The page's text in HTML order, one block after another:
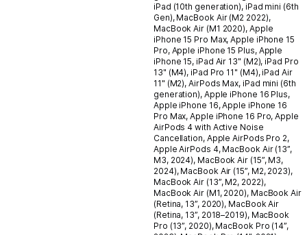
iPad (10th generation), iPad mini (6th
Gen), MacBook Air (M2 2022),
MacBook Air (M1 2020), Apple
iPhone 15 Pro Max,Apple iPhone 15
Pro, Apple iPhone 15 Plus, Apple
iPhone 15, iPad Air 13" (M2), iPad Pro
13" (M4), iPad Pro 11" (M4), iPad Air
11" (M2),AirPods Max, iPad mini (6th
generation), Apple iPhone 16 Plus,
Apple iPhone 16,Apple iPhone 16
Pro Max,Apple iPhone 16 Pro,Apple
AirPods 4 with Active Noise
Cancellation, Apple AirPods Pro 2,
Apple AirPods 4, MacBook Air (13”,
M3, 2024), MacBook Air (15”, M3,
2024), MacBook Air (15”, M2, 2023),
MacBook Air (13”, M2, 2022),
MacBook Air (M1, 2020), MacBook Air
(Retina, 13”, 2020), MacBook Air
(Retina, 13”, 2018–2019), MacBook
Pro (13”, 2020), MacBook Pro (14”,